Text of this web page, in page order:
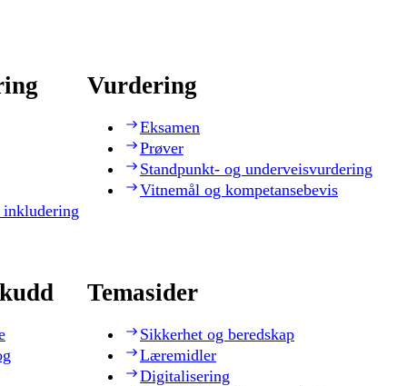
Vurdering
Eksamen
Prøver
Standpunkt- og underveisvurdering
Vitnemål og kompetansebevis
Temasider
Sikkerhet og beredskap
Læremidler
Digitalisering